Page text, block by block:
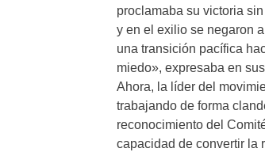
proclamaba su victoria
y en el exilio se negaron
una transición pacífica
miedo», expresaba en
Ahora, la líder del
trabajando de forma
reconocimiento del
capacidad de convertir la